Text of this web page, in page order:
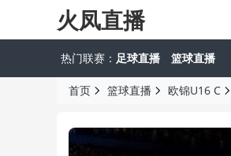
火凤直播
热门联赛： 足球直播 篮球直播
首页 篮球直播 欧锦U16 C